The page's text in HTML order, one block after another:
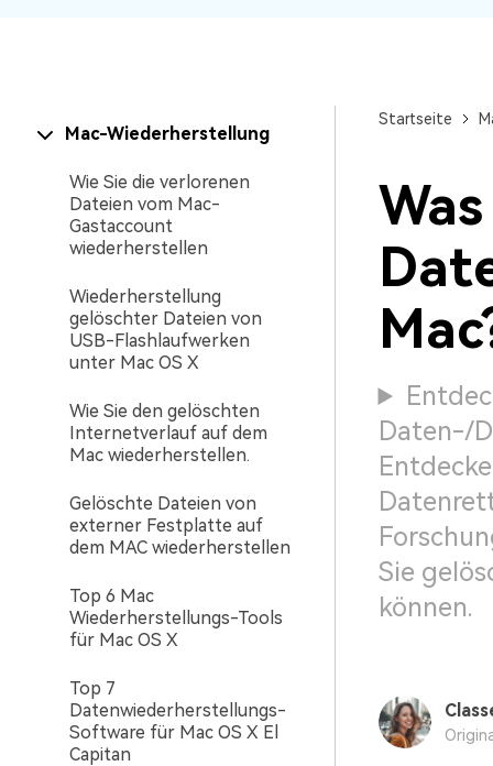
Mac-Wiederherstellung
Wie Sie die verlorenen
Dateien vom Mac-
Gastaccount
wiederherstellen
Wiederherstellung
gelöschter Dateien von
USB-Flashlaufwerken
unter Mac OS X
Wie Sie den gelöschten
Internetverlauf auf dem
Mac wiederherstellen.
Gelöschte Dateien von
externer Festplatte auf
dem MAC wiederherstellen
Top 6 Mac
Wiederherstellungs-Tools
für Mac OS X
Top 7
Datenwiederherstellungs-
Software für Mac OS X El
Capitan
Startseite
Daten-/
Sie
können.